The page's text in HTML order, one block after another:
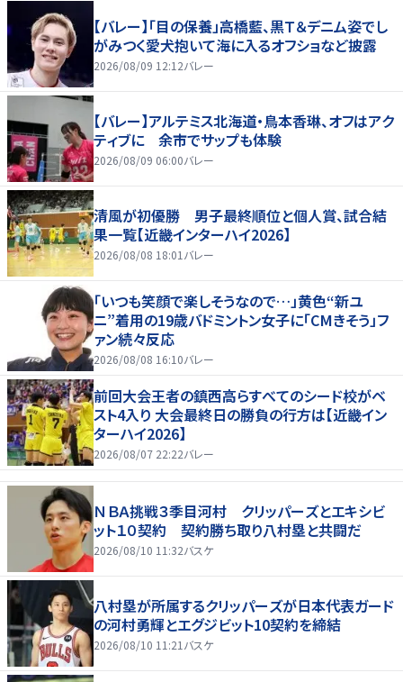
【バレー】「目の保養」高橋藍、黒Ｔ＆デニム姿でし
がみつく愛犬抱いて海に入るオフショなど披露
2026/08/09 12:12バレー
【バレー】アルテミス北海道・鳥本香琳、オフはアク
ティブに 余市でサップも体験
2026/08/09 06:00バレー
清風が初優勝 男子最終順位と個人賞、試合結
果一覧【近畿インターハイ2026】
2026/08/08 18:01 バレー
「いつも笑顔で楽しそうなので…」黄色“新ユ
ニ”着用の19歳バドミントン女子に「CMきそう」フ
ァン続々反応
2026/08/08 16:10バレー
前回大会王者の鎮西高らすべてのシード校がベ
スト4入り 大会最終日の勝負の行方は【近畿イン
ターハイ2026】
2026/08/07 22:22バレー
ＮＢＡ挑戦３季目河村 クリッパーズとエキシビ
ット１０契約 契約勝ち取り八村塁と共闘だ
2026/08/10 11:32バスケ
八村塁が所属するクリッパーズが日本代表ガード
の河村勇輝とエグジビット10契約を締結
2026/08/10 11:21 バスケ